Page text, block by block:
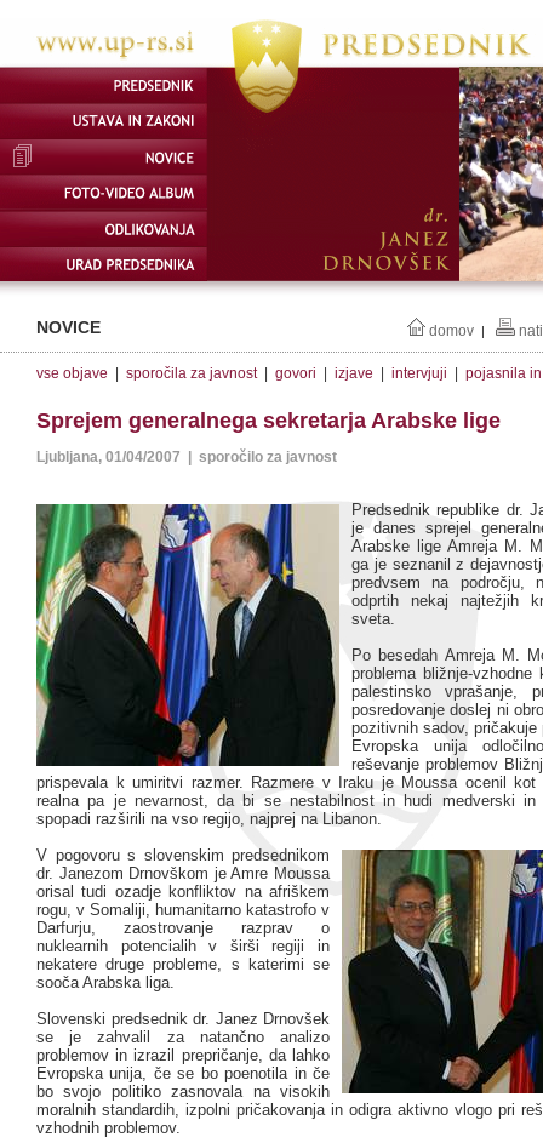
NOVICE domov |
vse objave sporočila za javnost| govori izjave intervjuji pojasnila
Sprejem generalnega sekretarja Arabske lige
Ljubljana, 01/04/2007 | sporočilo za javnost
Predsednik republike dr.
je danes sprejel
Arabske lige Amreja M.
ga je seznanil z
predvsem na področju,
odprtih nekaj najtežjih
sveta.
Po besedah Amreja M.
problema bližnje-vzhodne
palestinsko vprašanje,
posredovanje doslej ni
pozitivnih sadov, pričakuje
Evropska unija
reševanje problemov
prispevala k umiritvi razmer. Razmere v Iraku je Moussa ocenil kot
realna pa je nevarnost, da bi se nestabilnost in hudi medverski in
spopadi razširili na vso regijo, najprej na Libanon.
V pogovoru s slovenskim predsednikom
dr. Janezom Drnovškom je Amre Moussa
orisal tudi ozadje konfliktov na afriškem
rogu, v Somaliji, humanitarno katastrofo v
Darfurju, zaostrovanje razprav o
nuklearnih potencialih v širši regiji in
nekatere druge probleme, s katerimi se
sooča Arabska liga.
Slovenski predsednik dr. Janez Drnovšek
se je zahvalil za natančno analizo
problemov in izrazil prepričanje, da lahko
Evropska unija, če se bo poenotila in če
bo svojo politiko zasnovala na visokih
moralnih standardih, izpolni pričakovanja in odigra aktivno vlogo pri
vzhodnih problemov.